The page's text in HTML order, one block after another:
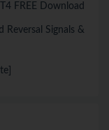
FREE Download
Reversal Signals &